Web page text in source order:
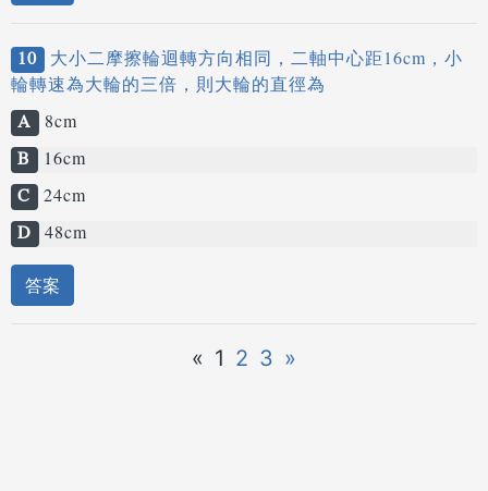
10 大小二摩擦輪迴轉方向相同，二軸中心距16cm，小
輪轉速為大輪的三倍，則大輪的直徑為
A 8cm
B
16cm
C 24cm
D 48cm
答案
« 1 2 3 »